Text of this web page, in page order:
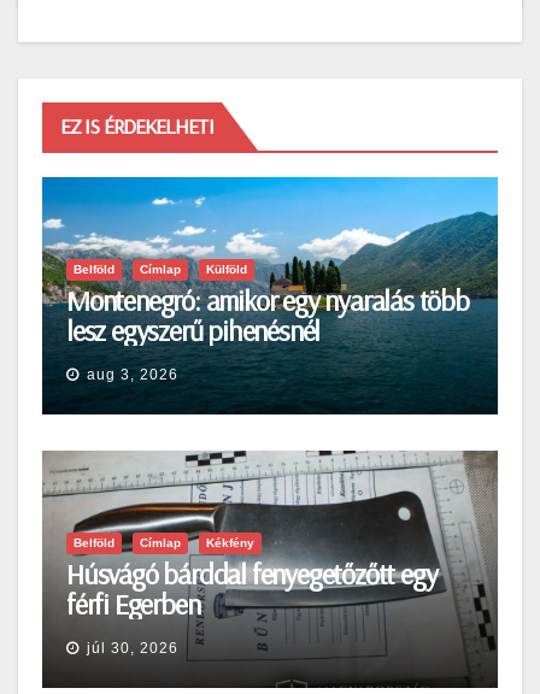
EZ IS ÉRDEKELHETI
Belföld Címlap Külföld
Montenegró: amikor egy nyaralás több
lesz egyszerű pihenésnél
aug 3, 2026
Belföld Címlap Kékfény
Húsvágó bárddal fenyegetőzőtt egy
férfi Egerben
júl 30, 2026